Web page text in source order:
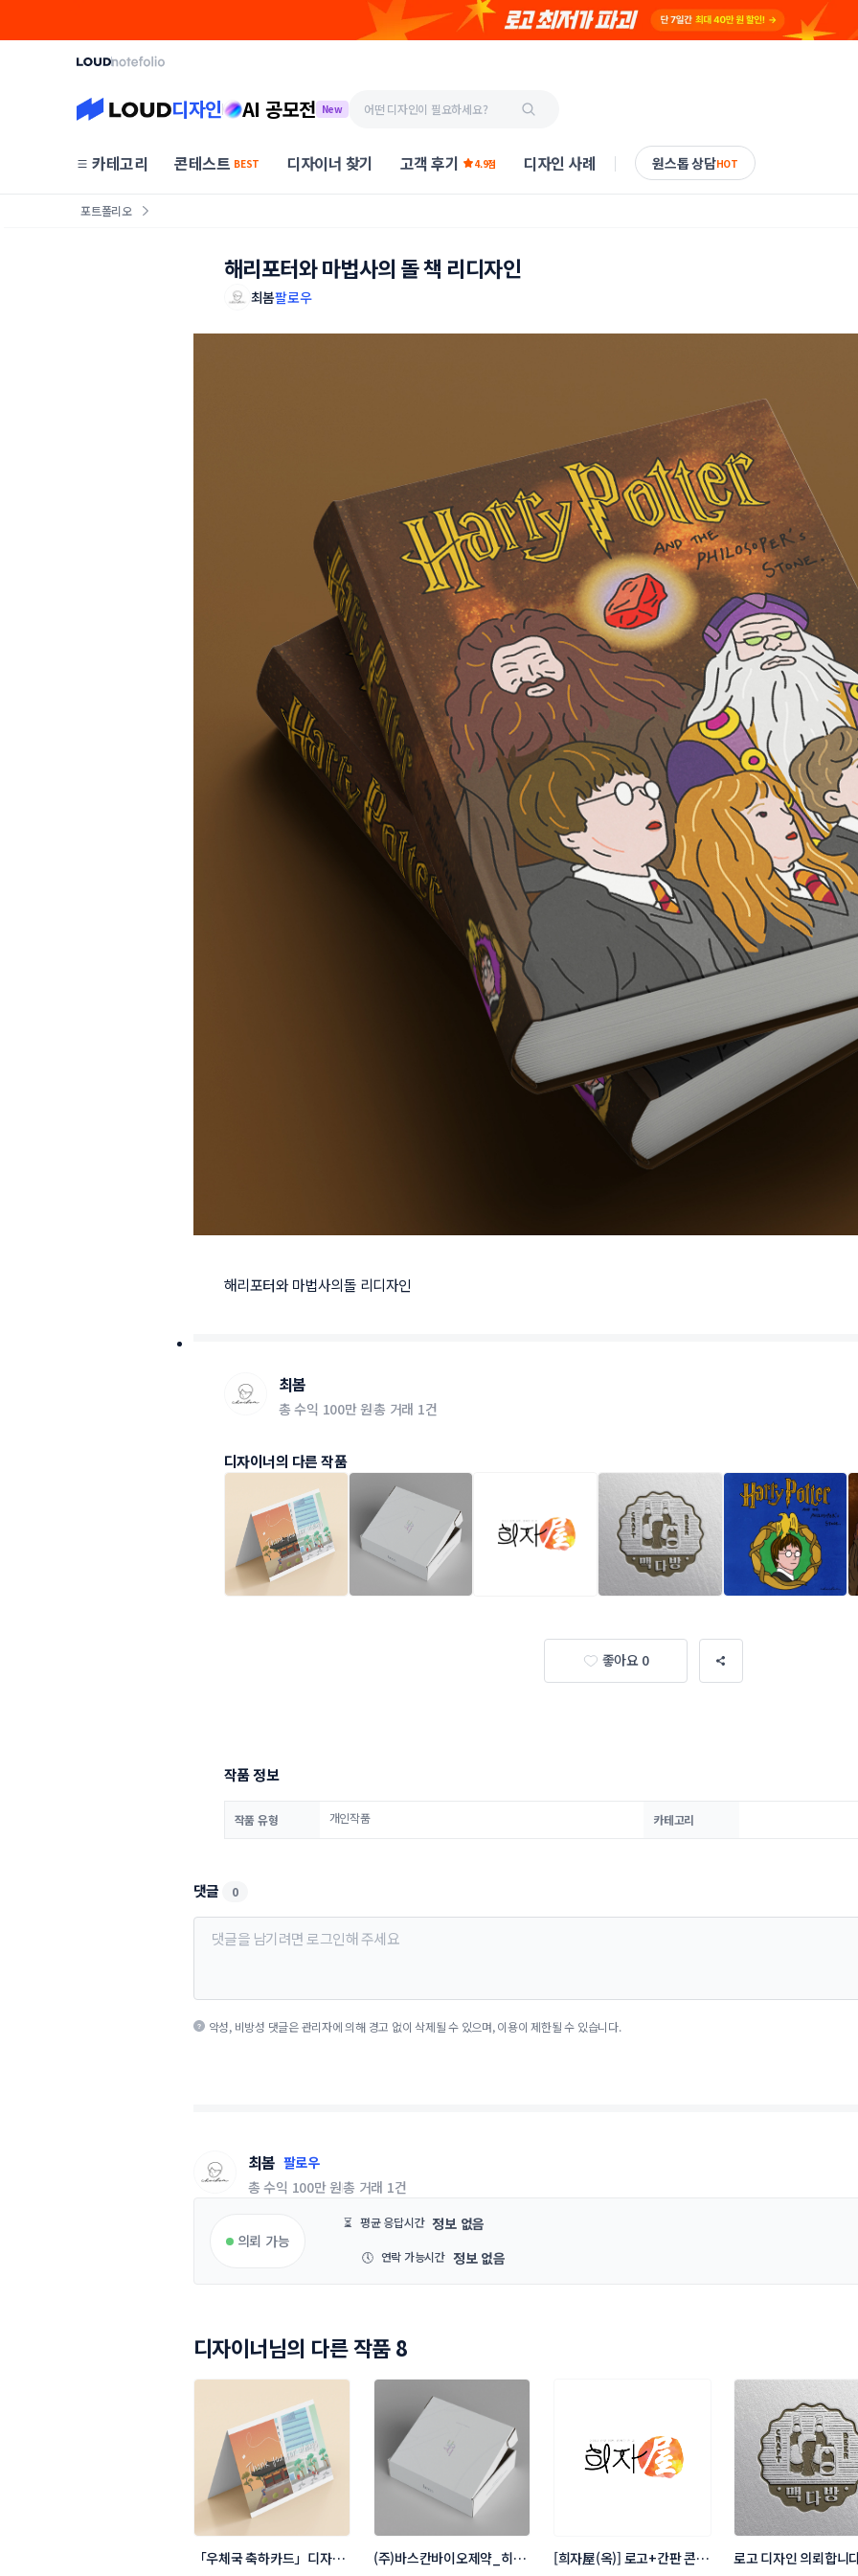
디자인 AI 공모전 New
카테고리 콘테스트 BEST 디자이너 찾기 고객 후기 4.9점 디자인 사례 원스톱 상담HOT
포트폴리오
해리포터와 마법사의 돌 책 리디자인
최봄팔로우
해리포터와 마법사의돌 리디자인
최봄
총 수익 100만 원총 거래 1건
디자이너의 다른 작품
좋아요 0
작품 정보
작품 유형 개인작품 카테고리
댓글 0
악성, 비방성 댓글은 관리자에 의해 경고 없이 삭제될 수 있으며, 이용이 제한될 수 있습니다.
최봄 팔로우
총 수익 100만 원총 거래 1건
의뢰 가능
⏳ 평균 응답시간 정보 없음
🕔 연락 가능시간 정보 없음
디자이너님의 다른 작품 8
「우체국 축하카드」디자인
(주)바스칸바이오제약_히엔
[희자屋(옥)] 로고+간판 콘테
로고 디자인 의뢰합니